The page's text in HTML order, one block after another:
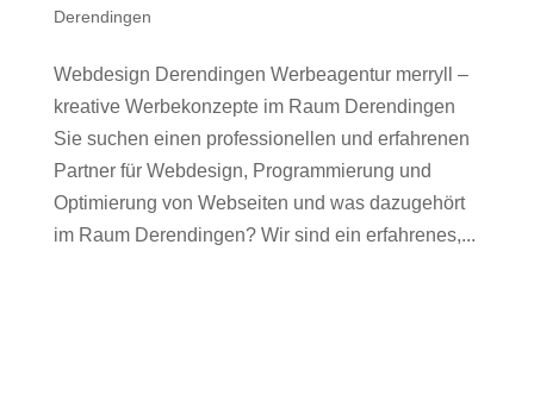
Derendingen
Webdesign Derendingen Werbeagentur merryll –
kreative Werbekonzepte im Raum Derendingen
Sie suchen einen professionellen und erfahrenen
Partner für Webdesign, Programmierung und
Optimierung von Webseiten und was dazugehört
im Raum Derendingen? Wir sind ein erfahrenes,...